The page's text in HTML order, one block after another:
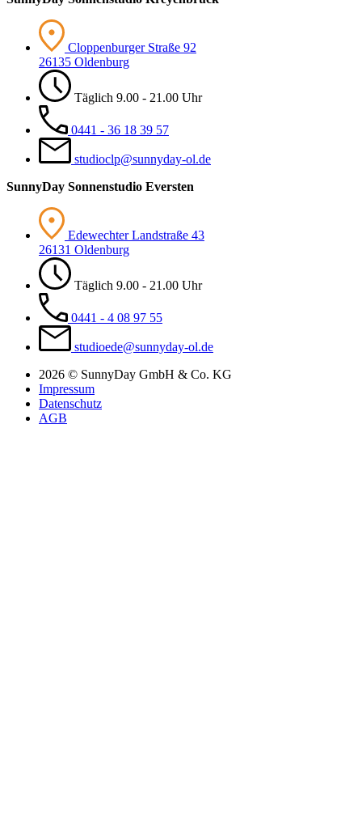
Cloppenburger Straße 92
26135 Oldenburg
Täglich 9.00 - 21.00 Uhr
0441 - 36 18 39 57
studioclp@sunnyday-ol.de
SunnyDay Sonnenstudio Eversten
Edewechter Landstraße 43
26131 Oldenburg
Täglich 9.00 - 21.00 Uhr
0441 - 4 08 97 55
studioede@sunnyday-ol.de
2026 © SunnyDay GmbH & Co. KG
Impressum
Datenschutz
AGB